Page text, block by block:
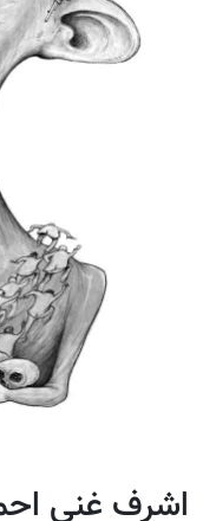
اشرف غنی